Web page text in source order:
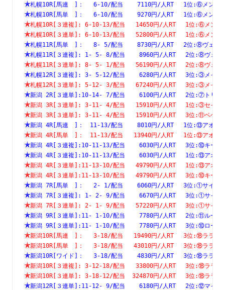
札幌10R[馬連　]：　 6-10/配当    7110円/人RT　 1位:⑥メンア
札幌10R[馬単　]：　 6-10/配当    9270円/人RT　 1位:⑥メンア
札幌10R[３連複]: 6-10-13/配当   14650円/人RT　 1位:⑥メンア
札幌10R[３連単]: 6-10-13/配当   52800円/人RT　 1位:⑥メンア
札幌11R[馬単　]：　 8- 5/配当    8730円/人RT　 2位:⑧ヴェント
札幌11R[３連複]: 1- 5- 8/配当    8960円/人RT　 2位:⑧ヴェント
札幌11R[３連単]: 8- 5- 1/配当   56190円/人RT　 2位:⑧ヴェント
札幌12R[３連複]: 3- 5-12/配当    6280円/人RT　 3位:③メイシ
札幌12R[３連単]: 5-12- 3/配当   67240円/人RT　 3位:③メイシ
新潟 2R[３連単]:10-14- 7/配当    6100円/人RT　
新潟 3R[３連単]: 3-11- 4/配当   15910円/人RT　 1
新潟 3R[３連単]: 3-11- 4/配当   15910円/
新潟 4R[馬連　]：　11-13/配当    8010円/人
新潟 4R[馬単　]：　11-13/配当   13940円/人
新潟 4R[３連複]:10-11-13/配当    6030円/人RT
新潟 4R[３連複]:10-11-13/配当    6030円/人
新潟 4R[３連単]:11-13-10/配当   49790円/人
新潟 4R[３連単]:11-13-10/配当   49790円/人RT
新潟 7R[馬単　]：　 2- 1/配当    6060円/人RT
新潟 7R[３連複]: 1- 2- 9/配当    6670円/人RT
新潟 7R[３連単]: 2- 1- 9/配当   57220円/人RT
新潟 9R[３連単]:11- 1-10/配当    7780円/人RT　 2位:⑪ルージュ
新潟 9R[３連単]:11- 1-10/配当    7780円/人RT　 3位:⑩ロードカ
新潟10R[馬連　]：　 3-18/配当   19490円/人RT　 3位:⑱ララ
新潟10R[馬単　]：　 3-18/配当   43010円/人RT　 3位:⑱ララ
新潟10R[ワイド]：　 3-18/配当    4830円/人RT　 3位:⑱ララ
新潟10R[３連複]: 3-12-18/配当   33800円/人RT　 3位:⑱ララ
新潟10R[３連単]: 3-18-12/配当  324870円/人RT　 3位:⑱ラ
新潟12R[３連単]:11-12- 9/配当    6180円/人RT　 2